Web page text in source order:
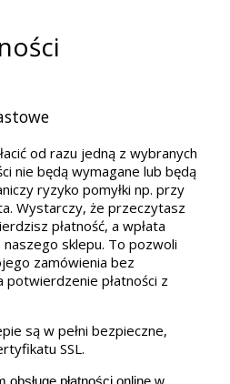
od razu jedną z wybranych
nie będą wymagane lub będą
ryzyko pomyłki np. przy
Wystarczy, że przeczytasz
płatność, a wpłata
sklepu. To pozwoli
zamówienia bez
potwierdzenie płatności z
są w pełni bezpieczne,
SSL.
płatności online w